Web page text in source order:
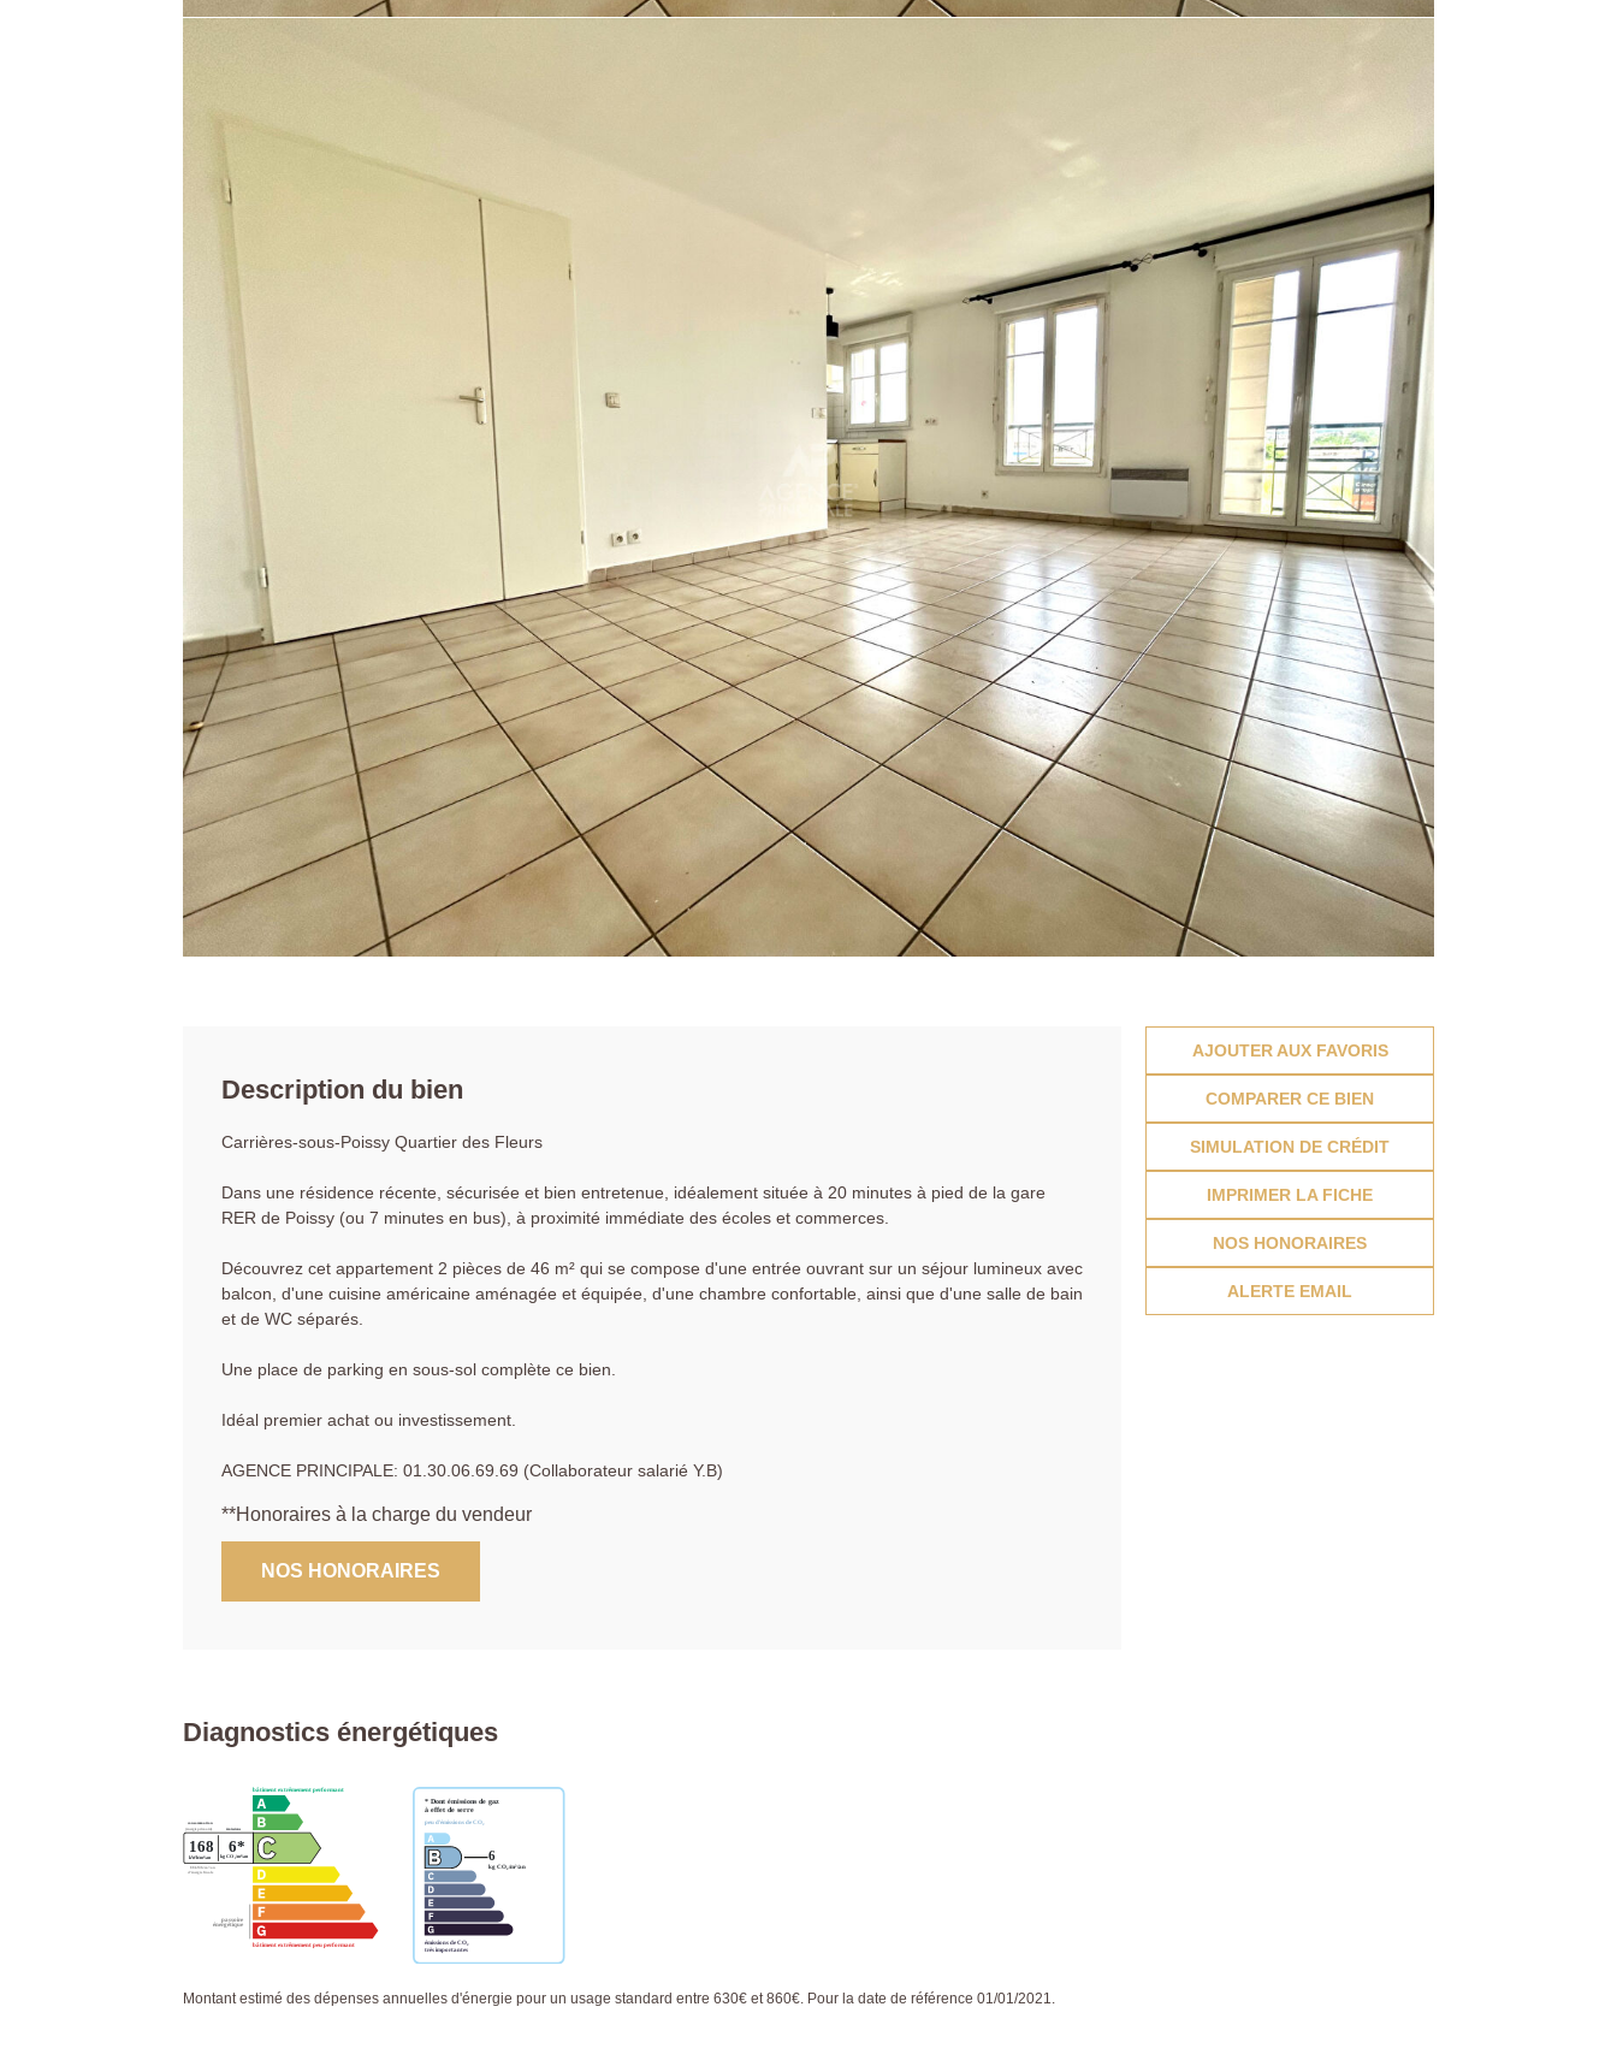
Description du bien
Carrières-sous-Poissy Quartier des Fleurs
Dans une résidence récente, sécurisée et bien entretenue, idéalement située à 20 minutes à pied de la gare
RER de Poissy (ou 7 minutes en bus), à proximité immédiate des écoles et commerces.
Découvrez cet appartement 2 pièces de 46 m² qui se compose d'une entrée ouvrant sur un séjour lumineux avec
balcon, d'une cuisine américaine aménagée et équipée, d'une chambre confortable, ainsi que d'une salle de bain
et de WC séparés.
Une place de parking en sous-sol complète ce bien.
Idéal premier achat ou investissement.
AGENCE PRINCIPALE: 01.30.06.69.69 (Collaborateur salarié Y.B)
**Honoraires à la charge du vendeur
NOS HONORAIRES
AJOUTER AUX FAVORIS
COMPARER CE BIEN
SIMULATION DE CRÉDIT
IMPRIMER LA FICHE
NOS HONORAIRES
ALERTE EMAIL
Diagnostics énergétiques
Montant estimé des dépenses annuelles d'énergie pour un usage standard entre 630€ et 860€. Pour la date de référence 01/01/2021.